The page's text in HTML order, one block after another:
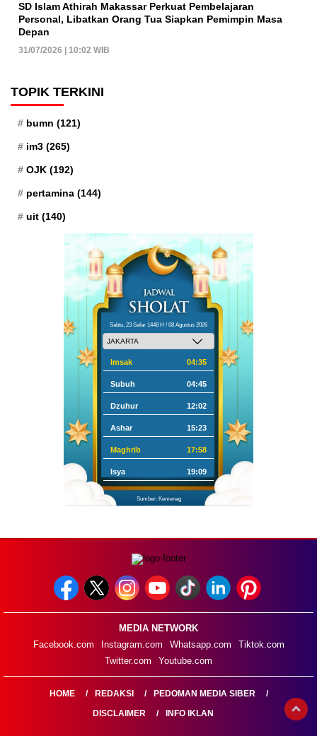
SD Islam Athirah Makassar Perkuat Pembelajaran
Personal, Libatkan Orang Tua Siapkan Pemimpin Masa
Depan
31/07/2026 | 10:02 WIB
TOPIK TERKINI
bumn (121)
im3 (265)
OJK (192)
pertamina (144)
uit (140)
Sabtu, 23 Safar 1448 H / 08 Agustus 2026
Imsak 04:35
Subuh 04:45
Dzuhur 12:02
Ashar 15:23
Maghrib 17:58
Isya 19:09
Sumber: Kemenag
MEDIA NETWORK
Facebook.com
Instagram.com Whatsapp.com
Tiktok.com
Twitter.com
Youtube.com
HOME REDAKSI
PEDOMAN MEDIA SIBER
DISCLAIMER
INFO IKLAN